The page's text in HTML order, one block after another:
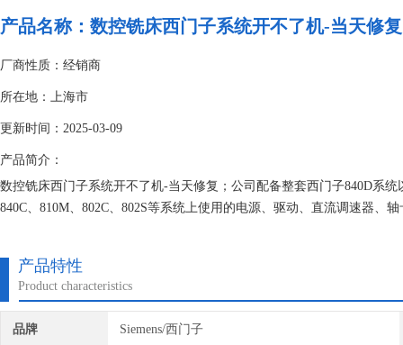
产品名称： 数控铣床西门子系统开不了机-当天修复
厂商性质：经销商
所在地：上海市
更新时间：2025-03-09
产品简介：
数控铣床西门子系统开不了机-当天修复；公司配备整套西门子840D系
840C、810M、802C、802S等系统上使用的电源、驱动、直流调速器
产品特性
Product characteristics
品牌 Siemens/西门子